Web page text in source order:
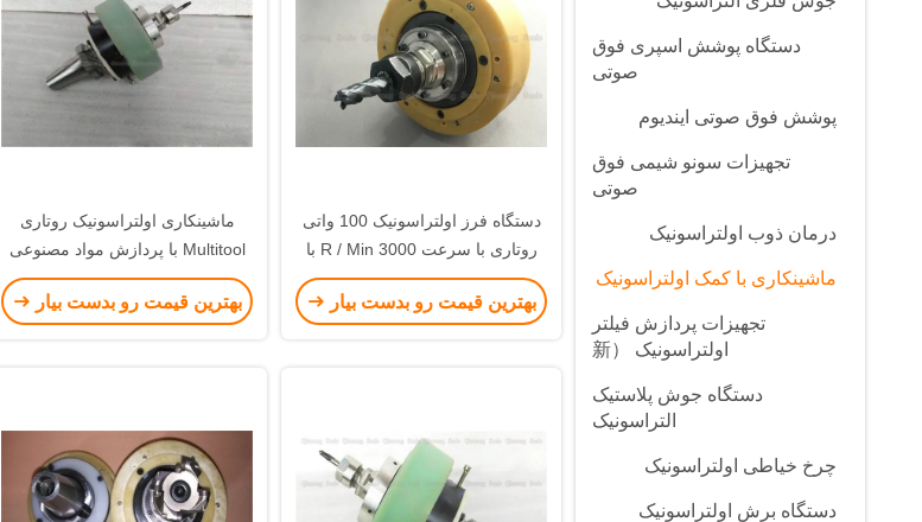
دستگاه پوشش اسپری فوق
صوتی
پوشش فوق صوتی ایندیوم
تجهیزات سونو شیمی فوق
صوتی
درمان ذوب اولتراسونیک
ماشینکاری با کمک اولتراسونیک
تجهیزات پردازش فیلتر
اولتراسونیک （新
دستگاه جوش پلاستیک
التراسونیک
چرخ خیاطی اولتراسونیک
دستگاه برش اولتراسونیک
دستگاه فرز اولتراسونیک 100 واتی
روتاری با سرعت 3000 R / Min با
فناوری پیشرفته 20Khz
بهترین قیمت رو بدست بیار
ماشینکاری اولتراسونیک روتاری
Multitool با پردازش مواد مصنوعی
100 وات
بهترین قیمت رو بدست بیار